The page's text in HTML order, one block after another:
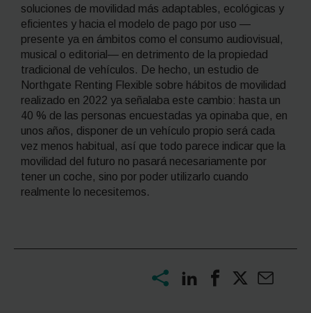
soluciones de movilidad más adaptables, ecológicas y
eficientes y hacia el modelo de pago por uso —
presente ya en ámbitos como el consumo audiovisual,
musical o editorial— en detrimento de la propiedad
tradicional de vehículos. De hecho, un estudio de
Northgate Renting Flexible sobre hábitos de movilidad
realizado en 2022 ya señalaba este cambio: hasta un
40 % de las personas encuestadas ya opinaba que, en
unos años, disponer de un vehículo propio será cada
vez menos habitual, así que todo parece indicar que la
movilidad del futuro no pasará necesariamente por
tener un coche, sino por poder utilizarlo cuando
realmente lo necesitemos.